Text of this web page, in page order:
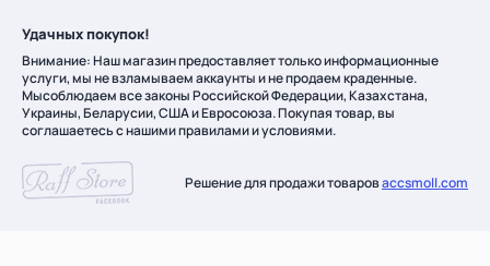
Решение для продажи товаровaccsmoll.com
Удачных покупок!
Внимание: Наш магазин предоставляет только информационные
услуги, мы не взламываем аккаунты и не продаем краденные.
Мысоблюдаем все законы Российской Федерации, Казахстана,
Украины, Беларусии, США и Евросоюза. Покупая товар, вы
соглашаетесь с нашими правилами и условиями.